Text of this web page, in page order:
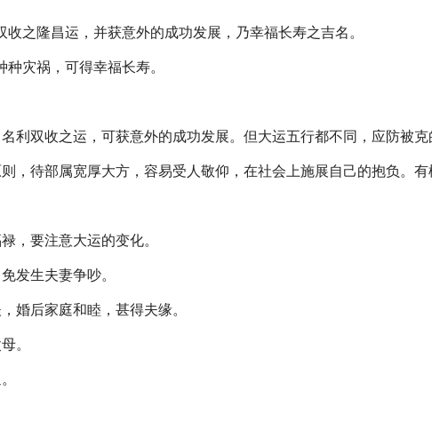
之隆昌运，并获意外的成功发展，乃幸福长寿之吉名。
种种灾祸，可得幸福长寿。
双收之运，可获意外的成功发展。但大运五行都不同，应防被克
待部属宽厚大方，容易受人敬仰，在社会上施展自己的抱负。有
，要注意大运的变化。
发生夫妻争吵。
婚后家庭和睦，甚得夫缘。
。